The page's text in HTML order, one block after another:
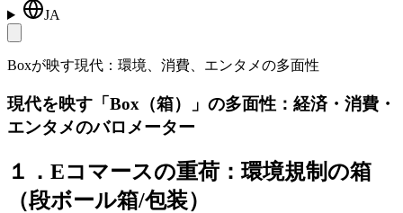
JA
Boxが映す現代：環境、消費、エンタメの多面性
現代を映す「Box（箱）」の多面性：経済・消費・
エンタメのバロメーター
１．Eコマースの重荷：環境規制の箱
（段ボール箱/包装）